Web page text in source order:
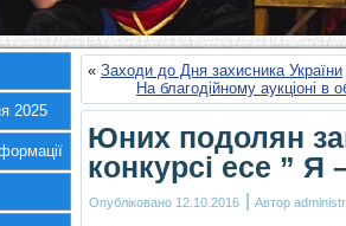
2025
« Заходи до Дня захисника України
На благодійному аукціоні
Юних подолян
конкурсі есе ” Я
Опубліковано 12.10.2016 | Автор